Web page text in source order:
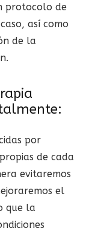
protocolo de
así como
de la
por
de cada
evitaremos
el
que la